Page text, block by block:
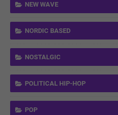
NEW WAVE
NORDIC BASED
NOSTALGIC
POLITICAL HIP-HOP
POP